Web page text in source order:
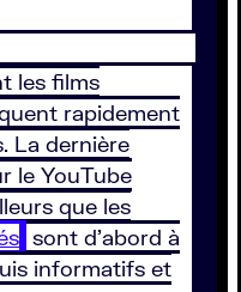
les films
rapidement
La dernière
le YouTube
que les
sont d’abord à
informatifs et